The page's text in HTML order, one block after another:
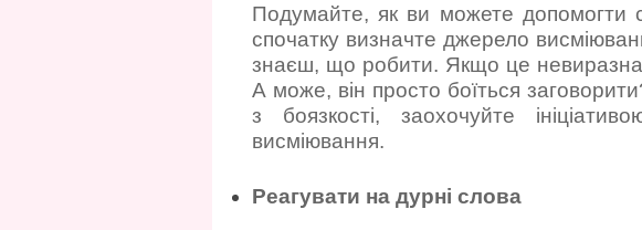
Подумайте, як ви можете допомогти
спочатку визначте джерело
знаєш, що робити. Якщо це невиразна
А може, він просто боїться
з боязкості, заохочуйте
висміювання.
Реагувати на дурні слова